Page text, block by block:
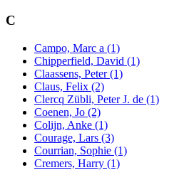
C
Campo, Marc a (1)
Chipperfield, David (1)
Claassens, Peter (1)
Claus, Felix (2)
Clercq Zübli, Peter J. de (1)
Coenen, Jo (2)
Colijn, Anke (1)
Courage, Lars (3)
Courrian, Sophie (1)
Cremers, Harry (1)